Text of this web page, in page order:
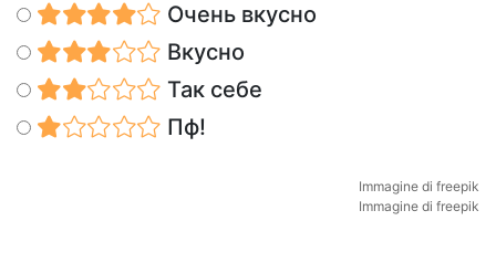
Очень вкусно
Вкусно
Так себе
Пф!
Immagine di freepik
Immagine di freepik